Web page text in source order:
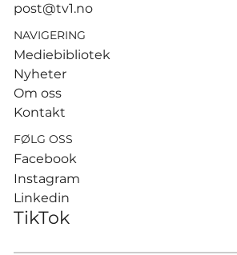
post@tv1.no
NAVIGERING
Mediebibliotek
Nyheter
Om oss
Kontakt
FØLG OSS
Facebook
Instagram
Linkedin
TikTok